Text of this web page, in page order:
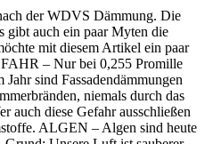
der WDVS Dämmung. Die
gibt auch ein paar Myten die
mit diesem Artikel ein paar
– Nur bei 0,255 Promille
sind Fassadendämmungen
niemals durch das
auch diese Gefahr ausschließen
fe. ALGEN – Algen sind heute